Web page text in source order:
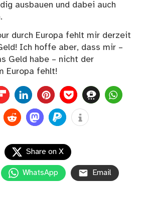
ausbauen und dabei auch
durch Europa fehlt mir derzeit
Ich hoffe aber, dass mir –
Geld habe – nicht der
Europa fehlt!
0
Share on X
WhatsApp Email